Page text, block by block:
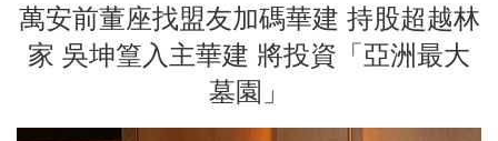
萬安前董座找盟友加碼華建 持股超越林
家 吳坤篁入主華建 將投資「亞洲最大
墓園」